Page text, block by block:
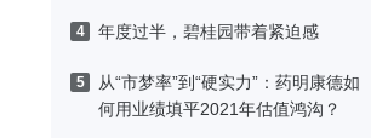
4 年度过半，碧桂园带着紧迫感
5
从“市梦率”到“硬实力”：药明康德如
何用业绩填平2021年估值鸿沟？